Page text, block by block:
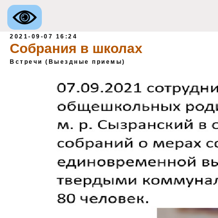
2021-09-07 16:24
Собрания в школах
Встречи (Выездные приемы)